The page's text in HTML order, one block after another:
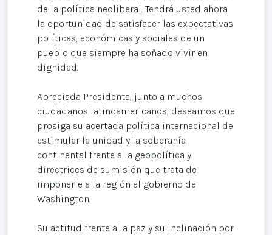
de la política neoliberal. Tendrá usted ahora
la oportunidad de satisfacer las expectativas
políticas, económicas y sociales de un
pueblo que siempre ha soñado vivir en
dignidad.
Apreciada Presidenta, junto a muchos
ciudadanos latinoamericanos, deseamos que
prosiga su acertada política internacional de
estimular la unidad y la soberanía
continental frente a la geopolítica y
directrices de sumisión que trata de
imponerle a la región el gobierno de
Washington.
Su actitud frente a la paz y su inclinación por